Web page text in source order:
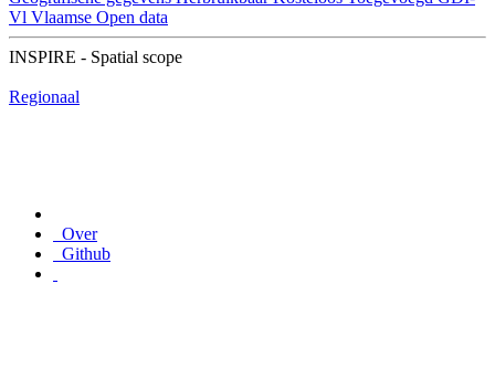
Vl Vlaamse Open data
INSPIRE - Spatial scope
Regionaal
Over
Github